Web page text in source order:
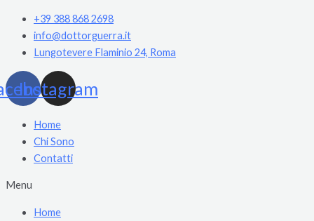
contenuto
+39 388 868 2698
info@dottorguerra.it
Lungotevere Flaminio 24, Roma
Instagram
Home
Chi Sono
Contatti
Menu
Home